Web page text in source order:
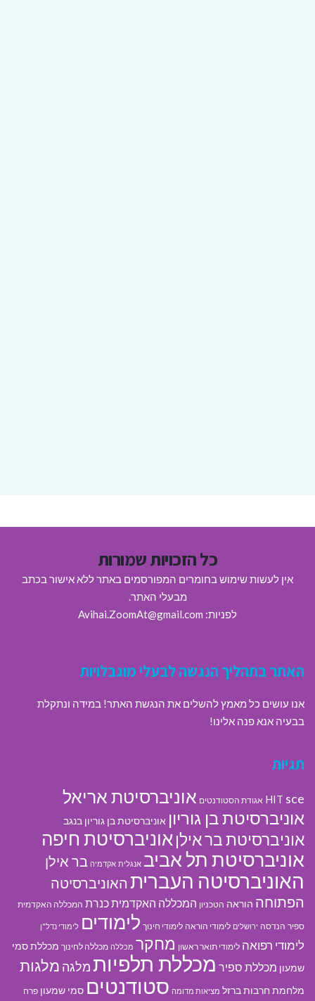
כל הזכויות שמורות
אין לעשות שימוש בחומרים המפורסמים באתר ללא אישור בכתב
מבעלי האתר.
לפניות: Avihai.ZoomAt@gmail.com
האתר בתהליך הנגשה לבעלי מוגבלויות
אנו עושים כל מאמץ להשלים את הנגשת האתר! במידה ונתקלת
בבעיה אנא פנה אלינו!
תגיות
HIT sce אגודת הסטודנטים אוניברסיטת אריאל
אוניברסיטת בן גוריון אוניברסיטת בן גוריון בנגב
אוניברסיטת בר אילן אוניברסיטת חיפה
אוניברסיטת תל אביב אנגלית אקדמיה בר אילן
האוניברסיטה העברית האוניברסיטה
הפתוחה הוראה הטכניון המכללה האקדמית כנרת המכללה האקדמית
ספיר הנדסה ירושלים לימודי הוראה לימודי חינוך לימודים לימודי נדל"ן
לימודי רפואה לימודי תואר ראשון מחקר מכללה מכללה לחינוך מכללת סמי
שמעון מכללת ספיר מכללת תלפיות מלגה מלגות
מלחמת חרבות ברזל מציאות מדומה סטודנטים סמי שמעון פרח